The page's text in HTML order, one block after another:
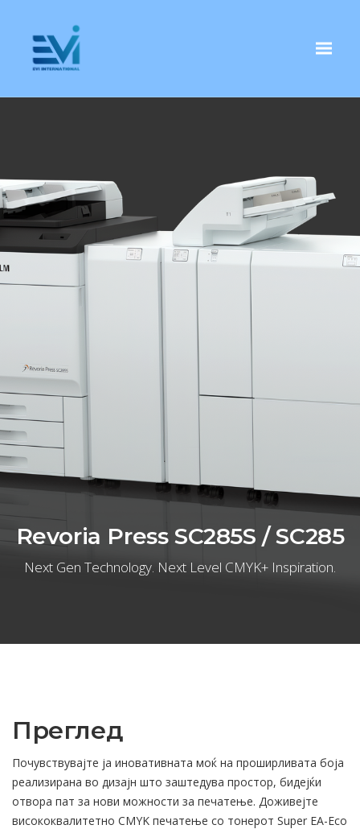
Revoria Press SC285S / SC285
Next Gen Technology. Next Level CMYK+ Inspiration.
Преглед
Почувствувајте ја иновативната моќ на проширливата боја
реализирана во дизајн што заштедува простор, бидејќи
отвора пат за нови можности за печатење. Доживејте
висококвалитетно CMYK печатење со тонерот Super EA-Eco